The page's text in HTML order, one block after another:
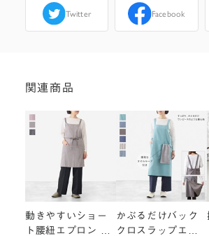
Twitter Facebook
関連商品
動きやすいショー
ト腰紐エプロン ピ
かぶるだけバック
クロスラップエプ